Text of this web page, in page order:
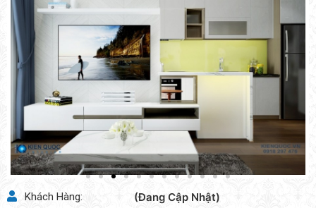
Khách Hàng: (Đang Cập Nhật)